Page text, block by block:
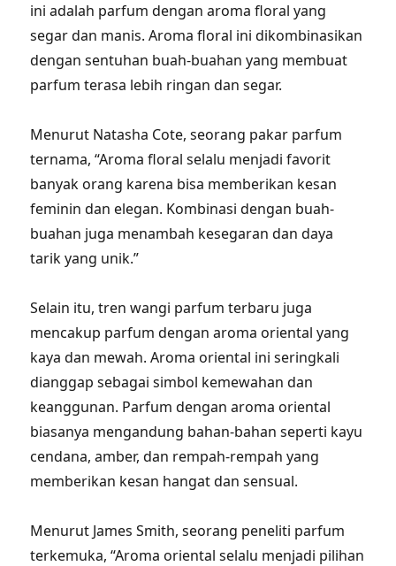
ini adalah parfum dengan aroma floral yang
segar dan manis. Aroma floral ini dikombinasikan
dengan sentuhan buah-buahan yang membuat
parfum terasa lebih ringan dan segar.
Menurut Natasha Cote, seorang pakar parfum
ternama, “Aroma floral selalu menjadi favorit
banyak orang karena bisa memberikan kesan
feminin dan elegan. Kombinasi dengan buah-
buahan juga menambah kesegaran dan daya
tarik yang unik.”
Selain itu, tren wangi parfum terbaru juga
mencakup parfum dengan aroma oriental yang
kaya dan mewah. Aroma oriental ini seringkali
dianggap sebagai simbol kemewahan dan
keanggunan. Parfum dengan aroma oriental
biasanya mengandung bahan-bahan seperti kayu
cendana, amber, dan rempah-rempah yang
memberikan kesan hangat dan sensual.
Menurut James Smith, seorang peneliti parfum
terkemuka, “Aroma oriental selalu menjadi pilihan